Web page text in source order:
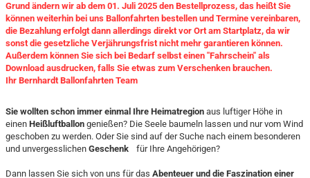
Grund ändern wir ab dem 01. Juli 2025 den Bestellprozess, das heißt Sie
können weiterhin bei uns Ballonfahrten bestellen und Termine vereinbaren,
die Bezahlung erfolgt dann allerdings direkt vor Ort am Startplatz, da wir
sonst die gesetzliche Verjährungsfrist nicht mehr garantieren können.
Außerdem können Sie sich bei Bedarf selbst einen "Fahrschein" als
Download ausdrucken, falls Sie etwas zum Verschenken brauchen.
Ihr Bernhardt Ballonfahrten Team
Sie wollten schon immer einmal Ihre Heimatregion aus luftiger Höhe in
einen Heißluftballon genießen? Die Seele baumeln lassen und nur vom Wind
geschoben zu werden. Oder Sie sind auf der Suche nach einem besonderen
und unvergesslichen Geschenk für Ihre Angehörigen?
Dann lassen Sie sich von uns für das Abenteuer und die Faszination einer